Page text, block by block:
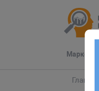
Маркетинг
Главная